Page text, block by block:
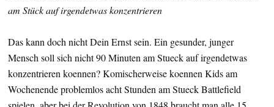
am Stück auf irgendetwas konzentrieren
Das kann doch nicht Dein Ernst sein. Ein gesunder, junger
Mensch soll sich nicht 90 Minuten am Stueck auf irgendetwas
konzentrieren koennen? Komischerweise koennen Kids am
Wochenende problemlos acht Stunden am Stueck Battlefield